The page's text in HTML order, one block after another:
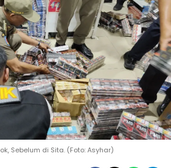
Sebelum di Sita. (Foto: Asyhar)